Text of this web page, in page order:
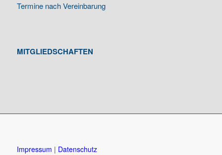
Termine nach Vereinbarung
MITGLIEDSCHAFTEN
Impressum | Datenschutz